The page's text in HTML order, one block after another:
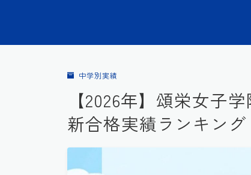
中学別実績
【2026年】頌栄女子
新合格実績ランキング